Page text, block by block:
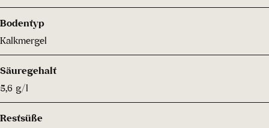
Bodentyp
Kalkmergel
Säuregehalt
5,6 g/l
Restsüße